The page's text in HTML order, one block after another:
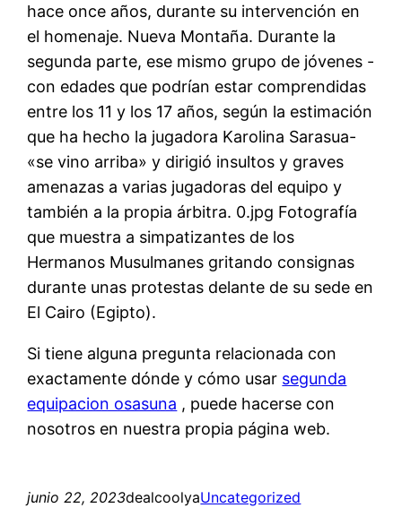
hace once años, durante su intervención en
el homenaje. Nueva Montaña. Durante la
segunda parte, ese mismo grupo de jóvenes -
con edades que podrían estar comprendidas
entre los 11 y los 17 años, según la estimación
que ha hecho la jugadora Karolina Sarasua-
«se vino arriba» y dirigió insultos y graves
amenazas a varias jugadoras del equipo y
también a la propia árbitra. 0.jpg Fotografía
que muestra a simpatizantes de los
Hermanos Musulmanes gritando consignas
durante unas protestas delante de su sede en
El Cairo (Egipto).
Si tiene alguna pregunta relacionada con
exactamente dónde y cómo usar segunda
equipacion osasuna , puede hacerse con
nosotros en nuestra propia página web.
junio 22, 2023dealcoolyaUncategorized